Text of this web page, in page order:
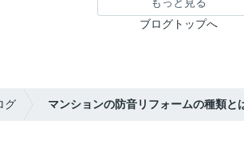
もっと見る
ブログトップへ
グ マンションの防音リフォームの種類と